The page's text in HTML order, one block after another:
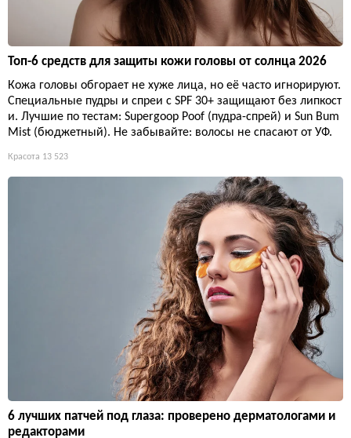
Топ-6 средств для защиты кожи головы от солнца 2026
Кожа головы обгорает не хуже лица, но её часто игнорируют.
Специальные пудры и спреи с SPF 30+ защищают без липкост
и. Лучшие по тестам: Supergoop Poof (пудра-спрей) и Sun Bum
Mist (бюджетный). Не забывайте: волосы не спасают от УФ.
Красота 13 523
6 лучших патчей под глаза: проверено дерматологами и
редакторами